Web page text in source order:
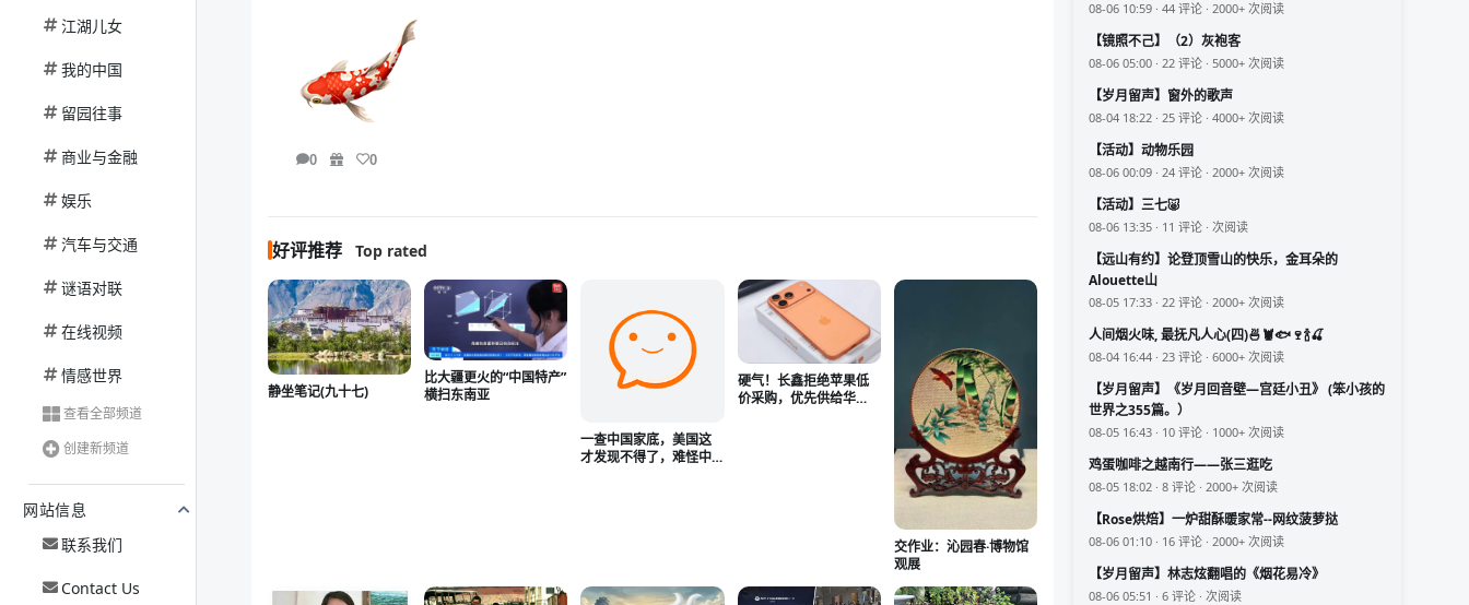
江湖儿女
我的中国
留园往事
商业与金融
娱乐
汽车与交通
谜语对联
在线视频
情感世界
查看全部频道
创建新频道
网站信息
联系我们
Contact Us
0 0
好评推荐 Top rated
静坐笔记(九十七)
比大疆更火的“中国特产”
横扫东南亚
一查中国家底，美国这
才发现不得了，难怪中
硬气！长鑫拒绝苹果低
价采购，优先供给华
交作业：沁园春·博物馆
观展
08-06 10:59 · 44 评论 · 2000+ 次阅读
【镜照不己】（2）灰袍客
08-06 05:00 · 22 评论 · 5000+ 次阅读
【岁月留声】窗外的歌声
08-04 18:22 · 25 评论 · 4000+ 次阅读
【活动】动物乐园
08-06 00:09 · 24 评论 · 2000+ 次阅读
【活动】三七🐷
08-06 13:35 · 11 评论 · 次阅读
【远山有约】论登顶雪山的快乐，金耳朵的
Alouette山
08-05 17:33 · 22 评论 · 2000+ 次阅读
人间烟火味, 最抚凡人心(四)🍜🦞🐟🍷🍾🍒
08-04 16:44 · 23 评论 · 6000+ 次阅读
【岁月留声】《岁月回音壁—宫廷小丑》 (笨小孩的
世界之355篇。）
08-05 16:43 · 10 评论 · 1000+ 次阅读
鸡蛋咖啡之越南行——张三逛吃
08-05 18:02 · 8 评论 · 2000+ 次阅读
【Rose烘焙】一炉甜酥暖家常--网纹菠萝挞
08-06 01:10 · 16 评论 · 2000+ 次阅读
【岁月留声】林志炫翻唱的《烟花易冷》
08-06 05:51 · 6 评论 · 次阅读